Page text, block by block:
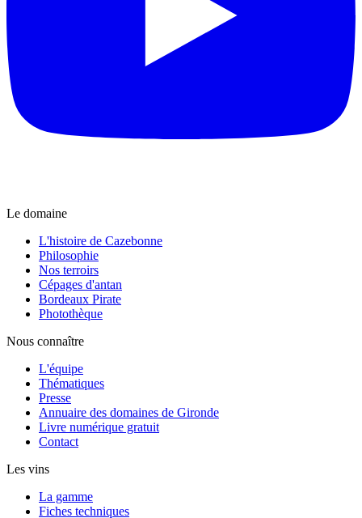
Le domaine
L'histoire de Cazebonne
Philosophie
Nos terroirs
Cépages d'antan
Bordeaux Pirate
Photothèque
Nous connaître
L'équipe
Thématiques
Presse
Annuaire des domaines de Gironde
Livre numérique gratuit
Contact
Les vins
La gamme
Fiches techniques